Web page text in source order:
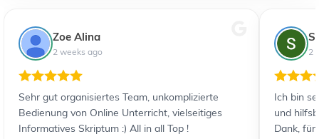
Zoe Alina
2 weeks ago
Sehr gut organisiertes Team, unkomplizierte
Bedienung von Online Unterricht, vielseitiges
Informatives Skriptum :) All in all Top !
2
Ich bin
und
Dank, für